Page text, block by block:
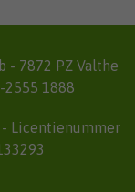
- 7872 PZ Valthe
2555 1888
Licentienummer